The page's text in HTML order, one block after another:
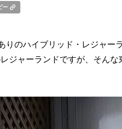
ー
りのハイブリッド・レジャー
ジャーランドですが、そん